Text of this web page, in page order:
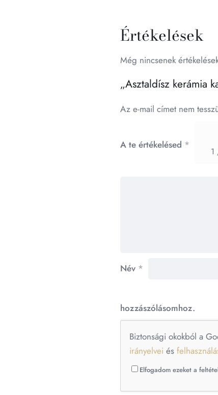
Értékelések
Még nincsenek
„Asztaldísz kerámia
Az e-mail címet nem
A te értékelésed *
1
Név *
hozzászólásomhoz.
Biztonsági okokból a
irányelvei és
Elfogadom ezeket a